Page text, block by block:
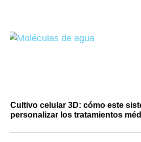
Cultivo celular 3D: cómo este
personalizar los tratamientos